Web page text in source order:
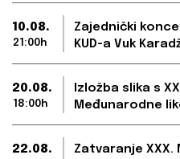
10.08.
21:00h
Zajednički
KUD-a Vuk
20.08.
18:00h
Izložba slika s
Međunarodne
22.08.
Zatvaranje XXX.